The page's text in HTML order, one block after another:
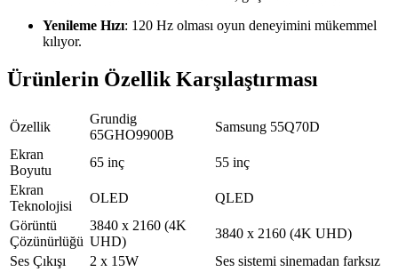
Yenileme Hızı: 120 Hz olması oyun deneyimini mükemmel
kılıyor.
Ürünlerin Özellik Karşılaştırması
Özellik
Grundig
65GHO9900B
Samsung 55Q70D
Ekran
Boyutu
65 inç
55 inç
Ekran
Teknolojisi
OLED
QLED
Görüntü
Çözünürlüğü
3840 x 2160 (4K
UHD)
3840 x 2160 (4K UHD)
Ses Çıkışı
2 x 15W
Ses sistemi sinemadan farksız